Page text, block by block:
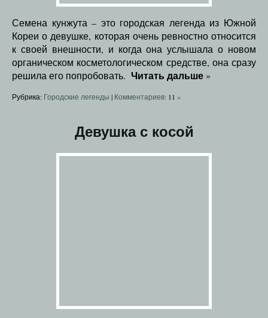
Семена кунжута – это городская легенда из Южной
Кореи о девушке, которая очень ревностно относится
к своей внешности, и когда она услышала о новом
органическом косметологическом средстве, она сразу
решила его попробовать. Читать дальше »
Рубрика: Городские легенды | Комментариев: 11 »
Девушка с косой